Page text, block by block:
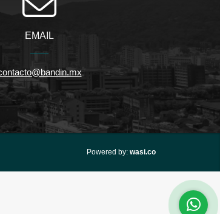
EMAIL
Powered by: wasi.co